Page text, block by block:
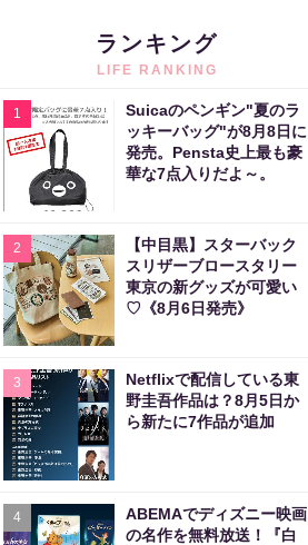
ランキング
LIFE RANKING
1
Suicaのペンギン"夏のラ
ッキーバッグ"が8月8日に
発売。Pensta史上最も豪
華な7点入りだよ～。
2
【中目黒】スターバック
スリザーブロースタリー
東京の新グッズが可愛い
♡《8月6日発売》
3
Netflixで配信している東
野圭吾作品は？8月5日か
ら新たに7作品が追加
4
ABEMAでディズニー映画
の名作を無料放送！『白